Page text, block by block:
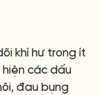
khí hư trong ít
hiện các dấu
đau bụng